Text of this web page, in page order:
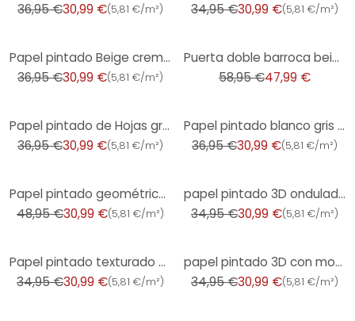
36,95 €30,99 €(5,81 €/m²)
34,95 €30,99 €(5,81 €/m²)
Papel pintado Beige crema hoja sombra - Muestra tropical - Papel pintado no tejido
36,95 €30,99 €(5,81 €/m²)
Puerta doble barroca beige - Papel pintado puerta clásica con ornamento - Papel no tejido 3D
58,95 €47,99 €
Papel pintado de Hojas gris plateado - Papel pintado de muestra - motivo tropical brillante
36,95 €30,99 €(5,81 €/m²)
Papel pintado blanco gris sombra de hoja - Muestra tropical - Papel pintado no tejido moderno
36,95 €30,99 €(5,81 €/m²)
Papel pintado geométrico aspecto madera beige crema - Papel pintado no tejido con textura
48,95 €30,99 €(5,81 €/m²)
papel pintado 3D ondulado gris plata - Papel pintado no tejido moderno con textura brillante
34,95 €30,99 €(5,81 €/m²)
Papel pintado texturado en aspecto hormigón gris claro - papel pintado no tejido moderno color sólid
34,95 €30,99 €(5,81 €/m²)
papel pintado 3D con motivo de líneas cobre antracita - Papel pintado no tejido moderno brillo
34,95 €30,99 €(5,81 €/m²)